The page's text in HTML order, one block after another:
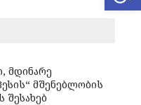
მდინარე
მშენებლობის
შესახებ